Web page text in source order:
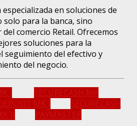
en soluciones de
para la banca, sino
comercio Retail. Ofrecemos
soluciones para la
seguimiento del efectivo y
del negocio.